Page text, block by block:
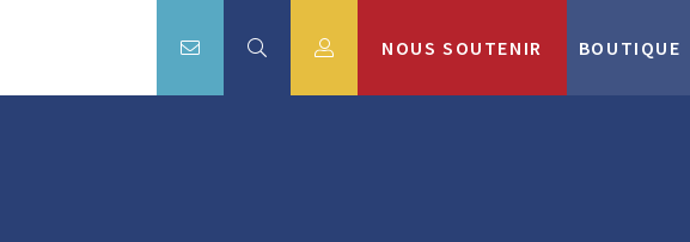
NOUS SOUTENIR BOUTIQUE